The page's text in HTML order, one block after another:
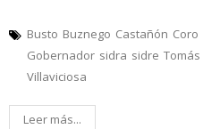
Busto Buznego Castañón Coro
Gobernador sidra sidre Tomás
Villaviciosa
Leer más...